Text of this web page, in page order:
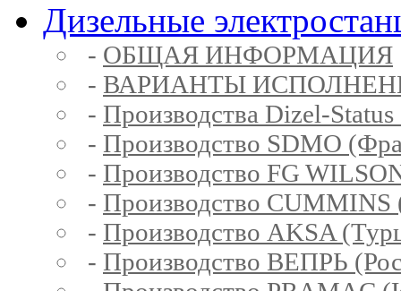
Дизельные
- ОБЩАЯ ИНФОРМАЦИЯ
- ВАРИАНТЫ
- Производства Dizel-
- Производство SDMO
- Производство FG
- Производство CUMMINS
- Производство AKSA
- Производство ВЕПРЬ